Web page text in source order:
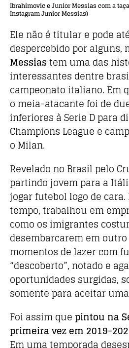
Ibrahimovic e Junior Messias com a
Instagram Junior Messias)
Ele não é titular e pode
despercebido por alguns,
Messiastem uma das
interessantes dentre
campeonato italiano. Em
o meia-atacante foi de
inferiores à Serie D para
Champions League e
o Milan.
Revelado no Brasil pelo
partindo jovem para a
jogar futebol logo de
tempo, trabalhou em
como os imigrantes
desembarcarem em
momentos de lazer com
“descoberto”, notado e
oportunidades surgidas,
somente para aceitar
Foi assim que pintou na
primeira vez em 2019-
Em uma temporada